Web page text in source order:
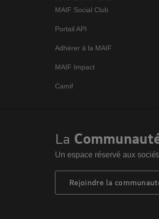
MAIF Social Club
Portail API
Adhérer à la MAIF
MAIF Impact
Camif
La
Un espace réservé aux
Rejoindre la